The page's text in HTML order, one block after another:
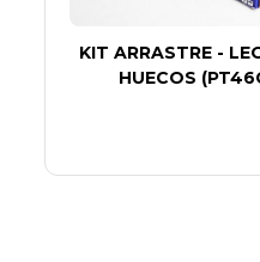
KIT ARRASTRE -
HUECOS